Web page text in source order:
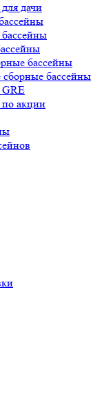
дачи
бассейны
бассейны
акции